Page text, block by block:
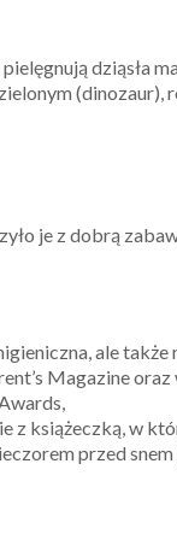
dziąsła
je z dobrą
ale
Magazine
książeczką, w
przed